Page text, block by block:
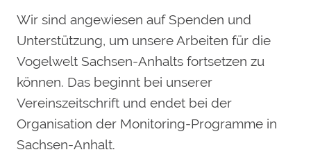
Wir sind angewiesen auf Spenden und
Unterstützung, um unsere Arbeiten für die
Vogelwelt Sachsen-Anhalts fortsetzen zu
können. Das beginnt bei unserer
Vereinszeitschrift und endet bei der
Organisation der Monitoring-Programme in
Sachsen-Anhalt.